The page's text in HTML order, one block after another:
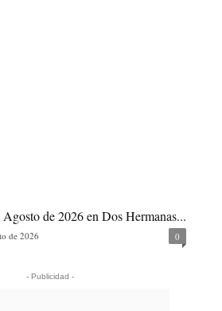
de 2026 en Dos Hermanas...
de 2026 0
- Publicidad -